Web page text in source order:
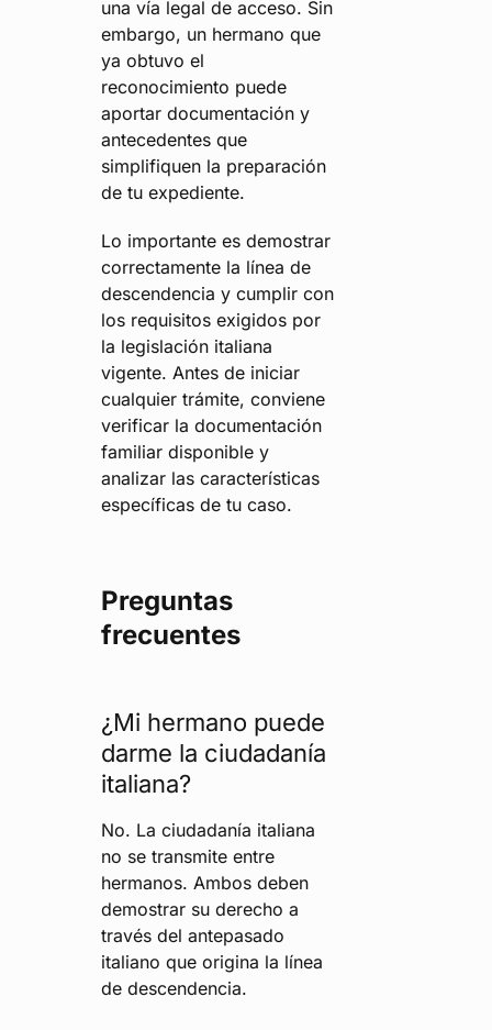
una vía legal de acceso. Sin
embargo, un hermano que
ya obtuvo el
reconocimiento puede
aportar documentación y
antecedentes que
simplifiquen la preparación
de tu expediente.
Lo importante es demostrar
correctamente la línea de
descendencia y cumplir con
los requisitos exigidos por
la legislación italiana
vigente. Antes de iniciar
cualquier trámite, conviene
verificar la documentación
familiar disponible y
analizar las características
específicas de tu caso.
Preguntas
frecuentes
¿Mi hermano puede
darme la ciudadanía
italiana?
No. La ciudadanía italiana
no se transmite entre
hermanos. Ambos deben
demostrar su derecho a
través del antepasado
italiano que origina la línea
de descendencia.